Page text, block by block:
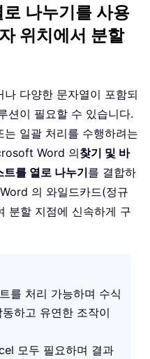
나누기를 사용
위치에서 분할
다양한 문자열이 포함되
션이 필요할 수 있습니다.
일괄 처리를 수행하려는
Word 의찾기 및 바
트를 열로 나누기를 결합하
의 와일드카드(정규
분할 지점에 신속하게 구
를 처리 가능하며 수식
하고 유연한 조작이
모두 필요하며 결과